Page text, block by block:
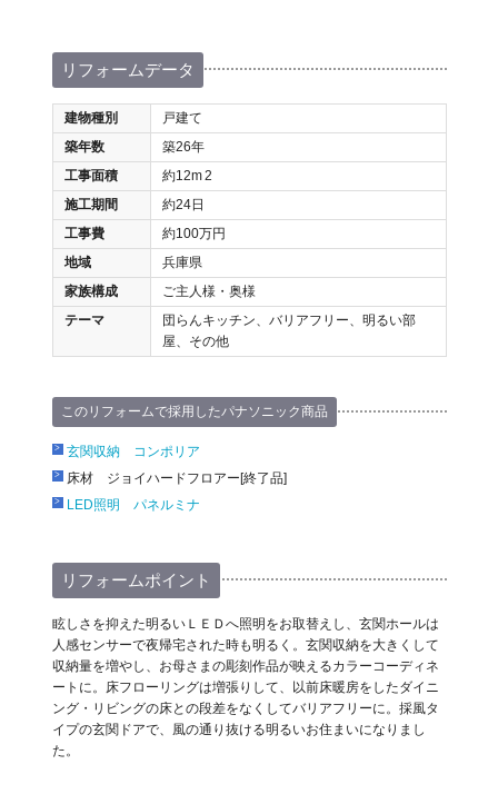
リフォームデータ
建物種別
戸建て
築年数
築26年
工事面積
約12m2
施工期間
約24日
工事費
約100万円
地域
兵庫県
家族構成
ご主人様・奥様
テーマ
団らんキッチン、バリアフリー、明るい部
屋、その他
このリフォームで採用したパナソニック商品
玄関収納 コンポリア
床材 ジョイハードフロアー[終了品]
LED照明 パネルミナ
リフォームポイント
眩しさを抑えた明るいＬＥＤへ照明をお取替えし、玄関ホールは
人感センサーで夜帰宅された時も明るく。玄関収納を大きくして
収納量を増やし、お母さまの彫刻作品が映えるカラーコーディネ
ートに。床フローリングは増張りして、以前床暖房をしたダイニ
ング・リビングの床との段差をなくしてバリアフリーに。採風タ
イプの玄関ドアで、風の通り抜ける明るいお住まいになりまし
た。